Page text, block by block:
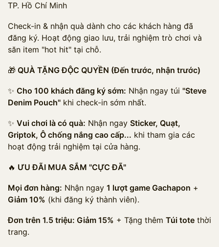
TP. Hồ Chí Minh
Check-in & nhận quà dành cho các khách hàng đã
đăng ký. Hoạt động giao lưu, trải nghiệm trò chơi và
săn item "hot hit" tại chỗ.
🎁 QUÀ TẶNG ĐỘC QUYỀN (Đến trước, nhận trước)
✨ Cho 100 khách đăng ký sớm: Nhận ngay túi "Steve
Denim Pouch" khi check-in sớm nhất.
✨ Vui chơi là có quà: Nhận ngay Sticker, Quạt,
Griptok, Ô chống nắng cao cấp... khi tham gia các
hoạt động trải nghiệm tại cửa hàng.
🔥 ƯU ĐÃI MUA SẮM "CỰC ĐÃ"
Mọi đơn hàng: Nhận ngay 1 lượt game Gachapon +
Giảm 10% (khi đăng ký thành viên).
Đơn trên 1.5 triệu: Giảm 15% + Tặng thêm Túi tote thời
trang.